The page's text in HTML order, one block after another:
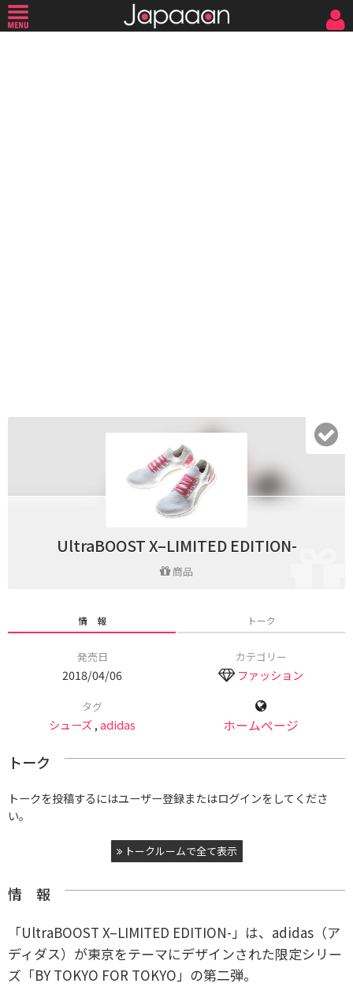
UltraBOOST X–LIMITED EDITION-
商品
情 報 トーク
発売日
2018/04/06
カテゴリー
ファッション
タグ
シューズ,adidas ホームページ
トーク
トークを投稿するにはユーザー登録またはログインをしてくださ
い。
トークルームで全て表示
情 報
「UltraBOOST X–LIMITED EDITION-」は、adidas（ア
ディダス）が東京をテーマにデザインされた限定シリー
ズ「BY TOKYO FOR TOKYO」の第二弾。